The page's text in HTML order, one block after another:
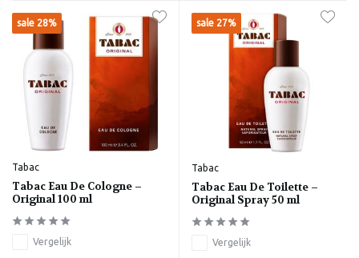
sale 28%
Tabac
Tabac Eau De Cologne –
Original 100 ml
Vergelijk
sale 27%
Tabac
Tabac Eau De Toilette –
Original Spray 50 ml
Vergelijk